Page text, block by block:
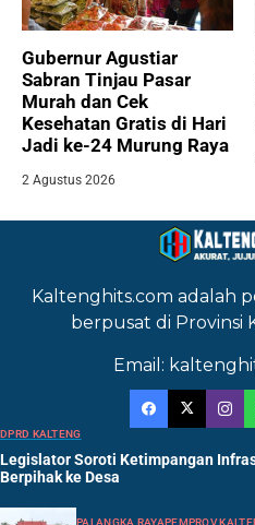
Gubernur Agustiar
Sabran Tinjau Pasar
Murah dan Cek
Kesehatan Gratis di Hari
Jadi ke-24 Murung Raya
2 Agustus 2026
Kaltenghits.com adalah
berpusat di Provinsi
Email:
DPRD KALTENG
Legislator Soroti Ketimpangan
Berpihak ke Desa
PALANGKA RAYAPEMPROV